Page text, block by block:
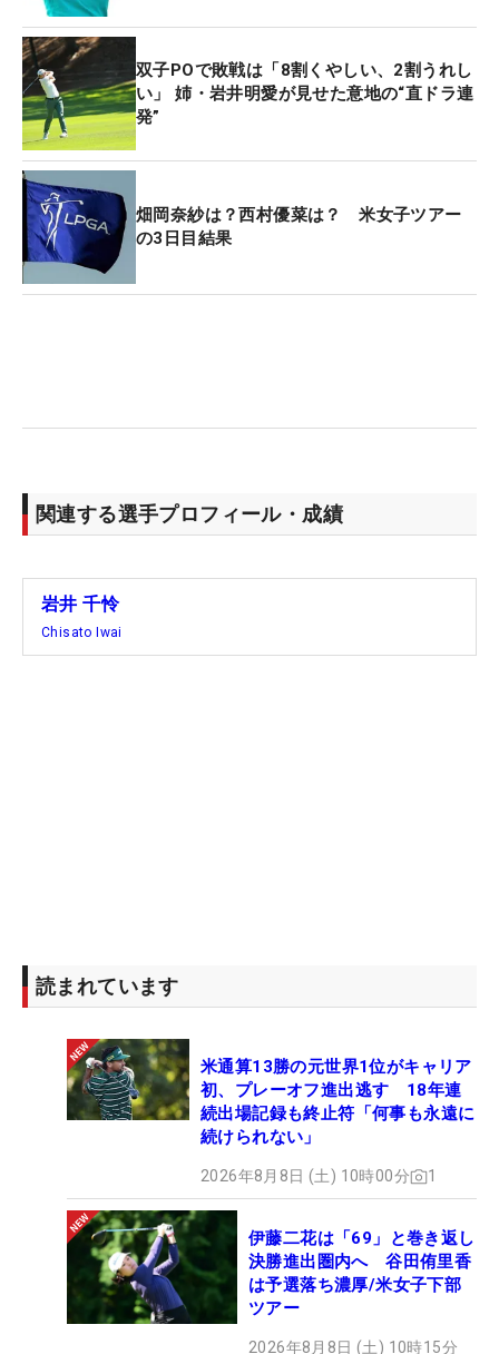
ちでいっぱいでした」。前代未聞の延長戦の前に
は、こんなことを考える気持ちの余裕もあった。1
ホール目は3人ともパーで引き分け。そして2ホール
目には、その楽しむ気持ちをコースで表現した。
ティショットは姉妹でほぼ同じ位置ともいえる右フ
ェアウェイに置いた。残りはエッジまで240ヤード
ほど。姉は「うまくいけば届く距離」と正規の18番
に続いて、2打目でドライバーを振りぬいた。これ
が千怜の心に火をつけた。「最初は3番ウッドで打
そんなギャンブルともいえる戦術を、コースを盛り
ーチを1メートルに寄せ、ウイニングパットにつな
きたら最高だね」という話もしてきたが、それが叶
った。いざその場に身を置くと、「現実なのかな」
という思いもやはり湧いてくる。最後のパットをね
じ込むと、ひとつ息を吐いて、右手でガッツポー
ズ。さらに両手を挙げて喜びを爆発させた。そして
姉から一言、「おめでとう」という祝福の言葉がお
5月14日は、母の日。愛情を注ぎ双子を育ててきた
た母・恵美子さんには、「母がいてくれると気持ち
が明るくなる。試合で疲れている時とかもリラック
スできて、雰囲気も和らぎます。最高のプレゼント
ができました」と感謝の言葉も出てくる。
双子POで敗戦は「8割くやしい、2割うれし
い」 姉・岩井明愛が見せた意地の“直ドラ連
発”
畑岡奈紗は？西村優菜は？ 米女子ツアー
の3日目結果
関連する選手プロフィール・成績
岩井 千怜
Chisato Iwai
読まれています
米通算13勝の元世界1位がキャリア
初、プレーオフ進出逃す 18年連
続出場記録も終止符「何事も永遠に
続けられない」
2026年8月8日 (土) 10時00分 1
伊藤二花は「69」と巻き返し
決勝進出圏内へ 谷田侑里香
は予選落ち濃厚/米女子下部
ツアー
2026年8月8日 (土) 10時15分